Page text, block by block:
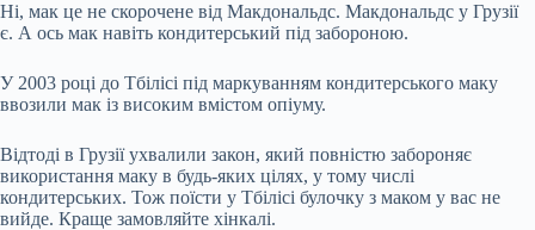
Ні, мак це не скорочене від Макдональдс. Макдональдс у Грузії
є. А ось мак навіть кондитерський під забороною.
У 2003 році до Тбілісі під маркуванням кондитерського маку
ввозили мак із високим вмістом опіуму.
Відтоді в Грузії ухвалили закон, який повністю забороняє
використання маку в будь-яких цілях, у тому числі
кондитерських. Тож поїсти у Тбілісі булочку з маком у вас не
вийде. Краще замовляйте хінкалі.